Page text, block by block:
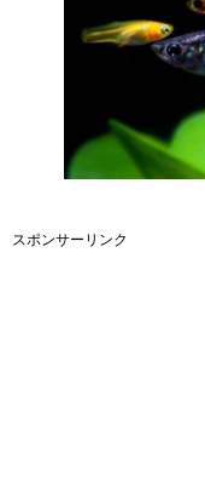
スポンサーリンク